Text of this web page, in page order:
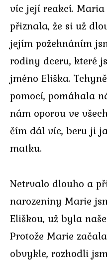
víc její reakcí.
přiznala, že si už
jejím požehnáním
rodiny dceru, které
jméno Eliška.
pomocí, pomáhala
nám oporou ve
čím dál víc, beru ji
matku.
Netrvalo dlouho a
narozeniny Marie
Eliškou, už byla
Protože Marie
obvykle, rozhodli